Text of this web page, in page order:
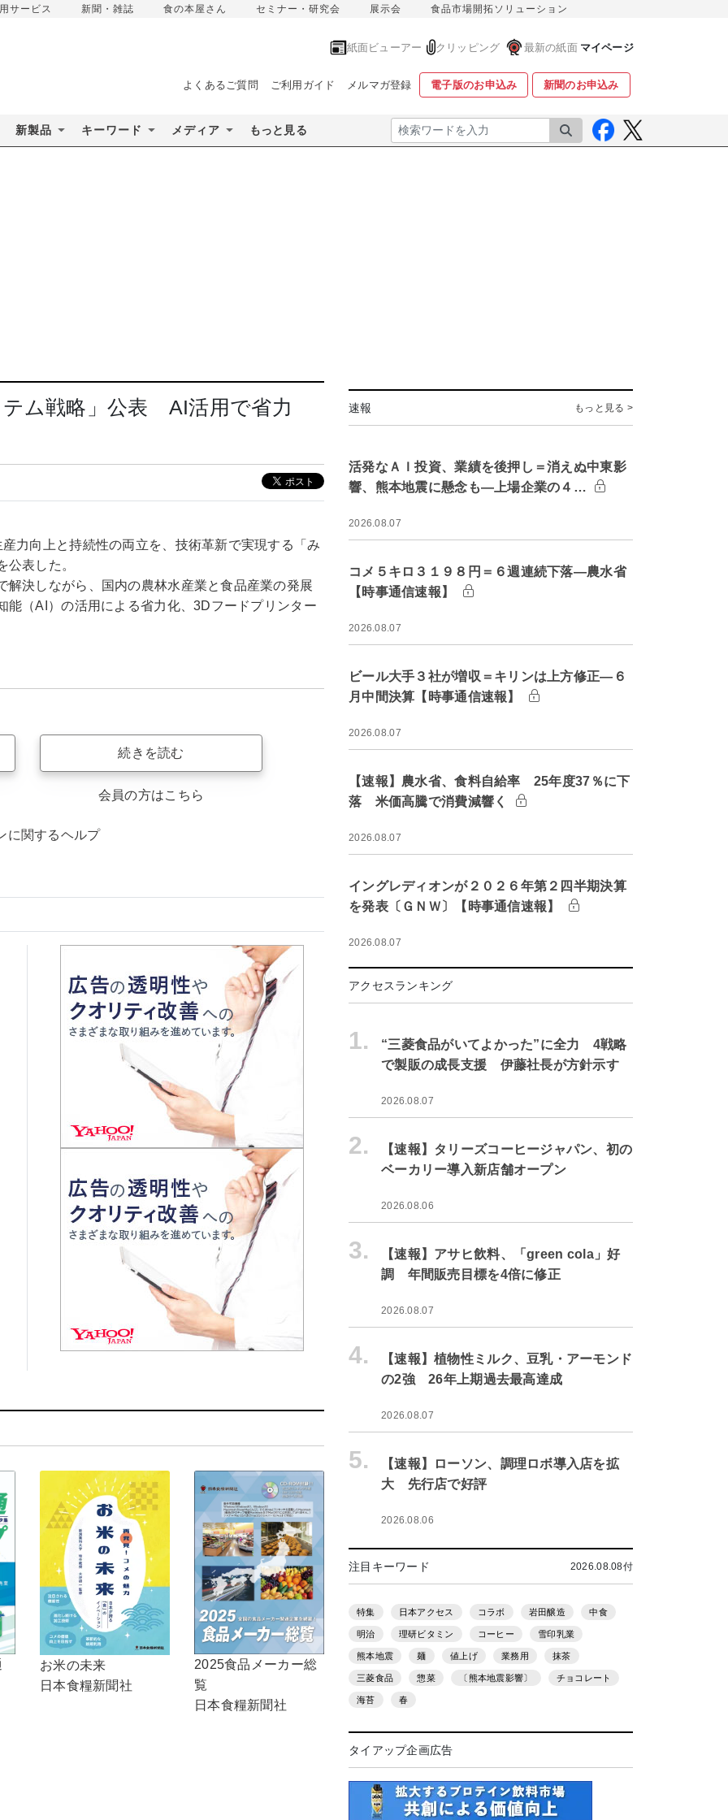
サービス 新聞・雑誌 食の本屋さん セミナー・研究会 展示会 食品市場開拓ソリューション
紙面ビューアー クリッピング 最新の紙面 マイページ
よくあるご質問 ご利用ガイド メルマガ登録 電子版のお申込み 新聞のお申込み
新製品 キーワード メディア もっと見る 検索
ム戦略」公表 AI活用で省力
力向上と持続性の両立を、技術革新で実現する「み
表した。
決しながら、国内の農林水産業と食品産業の発展
（AI）の活用による省力化、3Dフードプリンター
続きを読む
会員の方はこちら
に関するヘルプ
お米の未来
日本食糧新聞社
2025食品メーカー総
覧
日本食糧新聞社
速報 もっと見る >
活発なＡＩ投資、業績を後押し＝消えぬ中東影
響、熊本地震に懸念も―上場企業の４…
2026.08.07
コメ５キロ３１９８円＝６週連続下落―農水省
【時事通信速報】
2026.08.07
ビール大手３社が増収＝キリンは上方修正―６
月中間決算【時事通信速報】
2026.08.07
【速報】農水省、食料自給率 25年度37％に下
落 米価高騰で消費減響く
2026.08.07
イングレディオンが２０２６年第２四半期決算
を発表〔ＧＮＷ〕【時事通信速報】
2026.08.07
アクセスランキング
1.
“三菱食品がいてよかった”に全力 4戦略
で製販の成長支援 伊藤社長が方針示す
2026.08.07
2.
【速報】タリーズコーヒージャパン、初の
ベーカリー導入新店舗オープン
2026.08.06
3.
【速報】アサヒ飲料、「green cola」好
調 年間販売目標を4倍に修正
2026.08.07
4.
【速報】植物性ミルク、豆乳・アーモンド
の2強 26年上期過去最高達成
2026.08.07
5.
【速報】ローソン、調理ロボ導入店を拡
大 先行店で好評
2026.08.06
注目キーワード 2026.08.08付
特集 日本アクセス コラボ 岩田醸造 中食
明治 理研ビタミン コーヒー 雪印乳業
熊本地震 麺 値上げ 業務用 抹茶
三菱食品 惣菜 〔熊本地震影響〕 チョコレート
海苔 春
タイアップ企画広告